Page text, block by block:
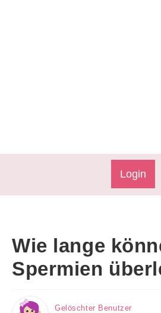
Login
Wie lange
Spermien
Gelöschter Benutzer